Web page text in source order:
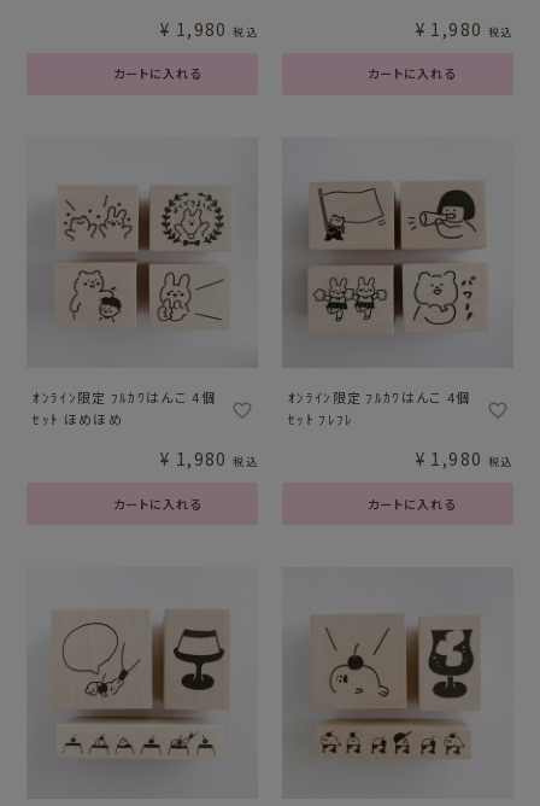
カートに入れる
¥ 1,980 税込
カートに入れる
¥ 1,980 税込
ｵﾝﾗｲﾝ限定 ﾌﾙｶﾜはんこ 4個
ｾｯﾄ ほめほめ
カートに入れる
¥ 1,980 税込
ｵﾝﾗｲﾝ限定 ﾌﾙｶﾜはんこ 4個
ｾｯﾄ ﾌﾚﾌﾚ
カートに入れる
¥ 1,980 税込